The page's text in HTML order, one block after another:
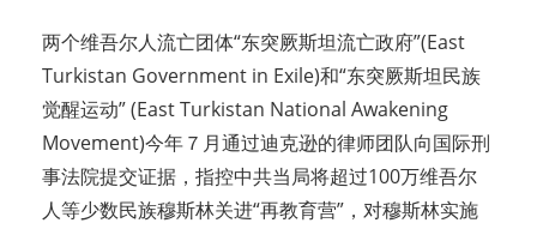
两个维吾尔人流亡团体“东突厥斯坦流亡政府”(East
Turkistan Government in Exile)和“东突厥斯坦民族
觉醒运动” (East Turkistan National Awakening
Movement)今年７月通过迪克逊的律师团队向国际刑
事法院提交证据，指控中共当局将超过100万维吾尔
人等少数民族穆斯林关进“再教育营”，对穆斯林实施